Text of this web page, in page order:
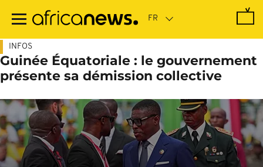
contenu
INFOS
Guinée Équatoriale : le gouvernement
présente sa démission collective